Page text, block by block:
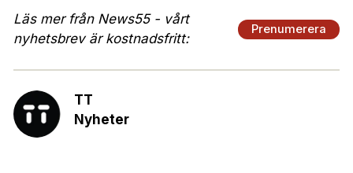
Läs mer från News55 - vårt
nyhetsbrev är kostnadsfritt:
Prenumerera
TT
Nyheter